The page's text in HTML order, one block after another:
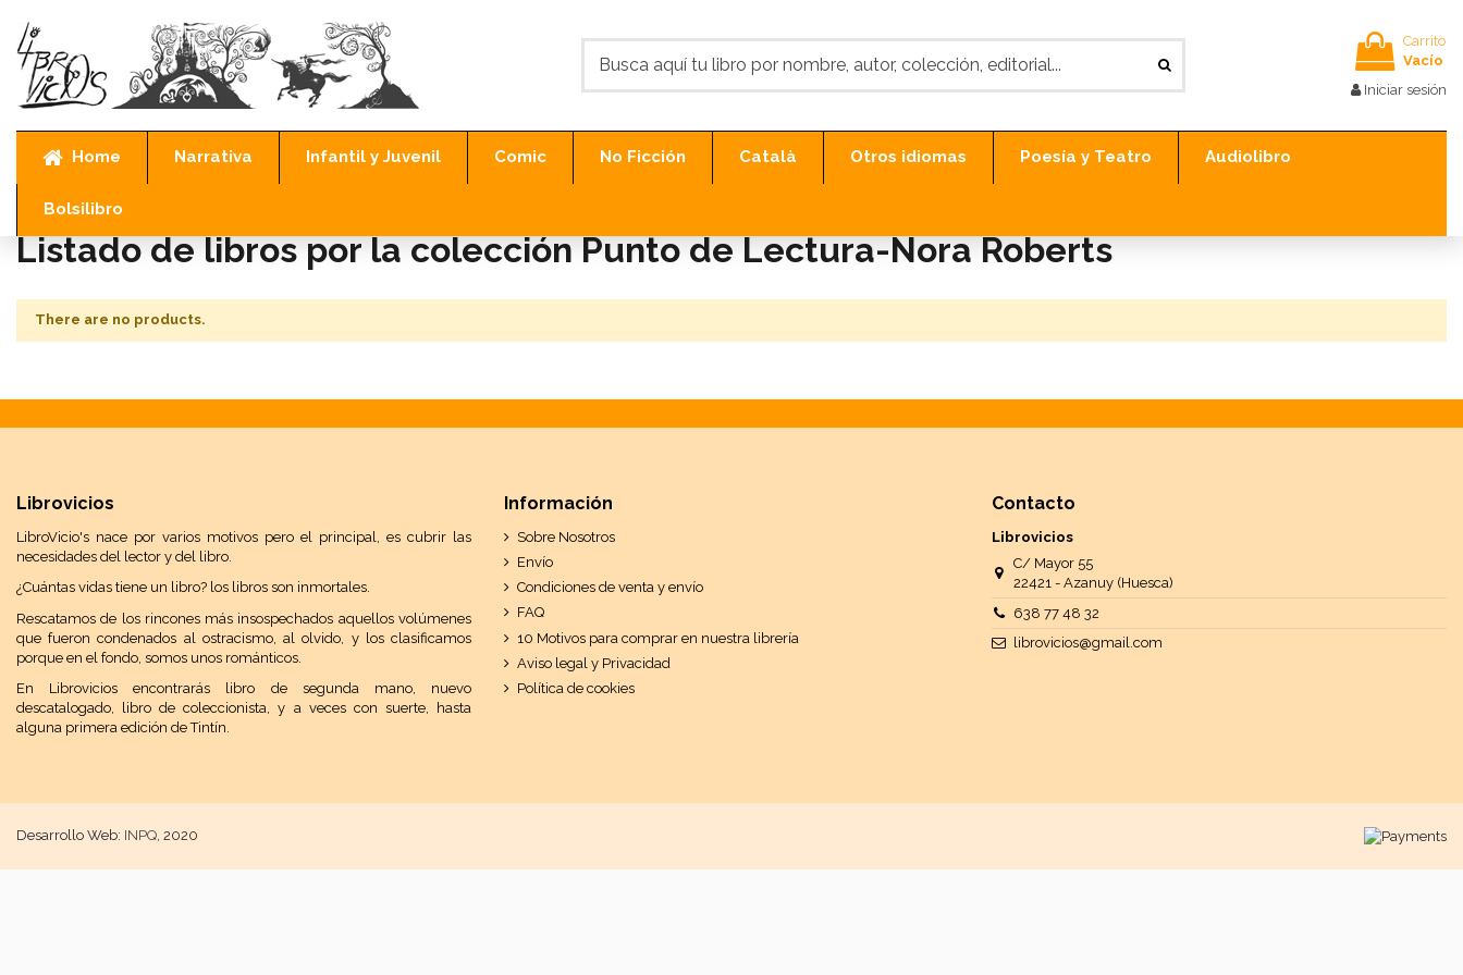
Carrito
Vacío
Iniciar sesión
Home Narrativa Infantil y Juvenil Comic No Ficción Català Otros idiomas Poesía y Teatro Audiolibro
Bolsilibro
Inicio Marcas Punto de Lectura-Nora Roberts
Listado de libros por la colección Punto de Lectura-Nora Roberts
There are no products.
Librovicios
LibroVicio's nace por varios motivos pero el principal, es cubrir las
necesidades del lector y del libro.
¿Cuántas vidas tiene un libro? los libros son inmortales.
Rescatamos de los rincones más insospechados aquellos volúmenes
que fueron condenados al ostracismo, al olvido, y los clasificamos
porque en el fondo, somos unos románticos.
En Librovicios encontrarás libro de segunda mano, nuevo
descatalogado, libro de coleccionista, y a veces con suerte, hasta
alguna primera edición de Tintín.
Información
Sobre Nosotros
Envío
Condiciones de venta y envío
FAQ
10 Motivos para comprar en nuestra librería
Aviso legal y Privacidad
Política de cookies
Contacto
Librovicios
C/ Mayor 55
22421 - Azanuy (Huesca)
638 77 48 32
librovicios@gmail.com
Desarrollo Web: INPQ, 2020